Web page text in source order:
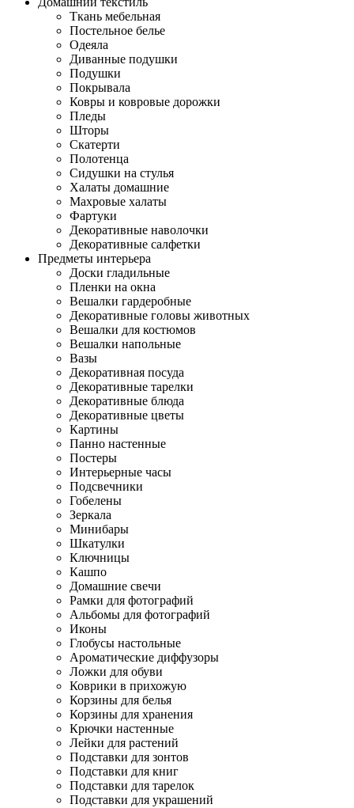
Ткань мебельная
Постельное белье
Одеяла
Диванные подушки
Подушки
Покрывала
Ковры и ковровые дорожки
Пледы
Шторы
Скатерти
Полотенца
Сидушки на стулья
Халаты домашние
Махровые халаты
Фартуки
Декоративные наволочки
Декоративные салфетки
Предметы интерьера
Доски гладильные
Пленки на окна
Вешалки гардеробные
Декоративные головы животных
Вешалки для костюмов
Вешалки напольные
Вазы
Декоративная посуда
Декоративные тарелки
Декоративные блюда
Декоративные цветы
Картины
Панно настенные
Постеры
Интерьерные часы
Подсвечники
Гобелены
Зеркала
Минибары
Шкатулки
Ключницы
Кашпо
Домашние свечи
Рамки для фотографий
Альбомы для фотографий
Иконы
Глобусы настольные
Ароматические диффузоры
Ложки для обуви
Коврики в прихожую
Корзины для белья
Корзины для хранения
Крючки настенные
Лейки для растений
Подставки для зонтов
Подставки для книг
Подставки для тарелок
Подставки для украшений